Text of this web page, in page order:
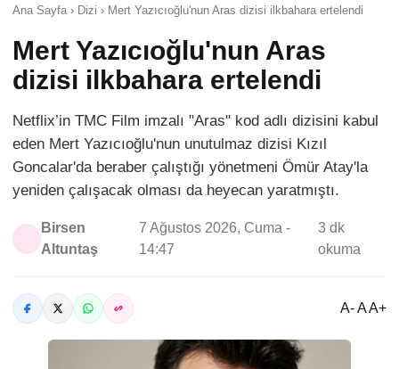
Ana Sayfa › Dizi › Mert Yazıcıoğlu'nun Aras dizisi ilkbahara ertelendi
Mert Yazıcıoğlu'nun Aras
dizisi ilkbahara ertelendi
Netflix’in TMC Film imzalı "Aras" kod adlı dizisini kabul
eden Mert Yazıcıoğlu'nun unutulmaz dizisi Kızıl
Goncalar'da beraber çalıştığı yönetmeni Ömür Atay'la
yeniden çalışacak olması da heyecan yaratmıştı.
Birsen
Altuntaş
7 Ağustos 2026, Cuma -
14:47
3 dk
okuma
A- A A+